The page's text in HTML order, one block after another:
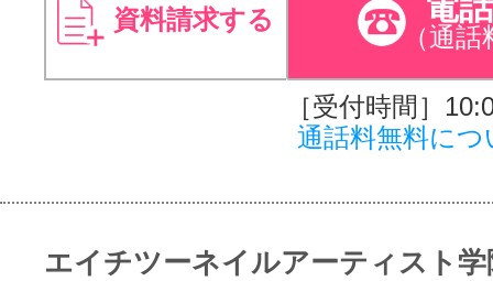
資料請求する
（通話
［受付時間］
通話料無料につ
エイチツーネイルアーティスト学